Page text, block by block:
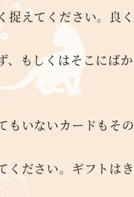
捉えてください。良
、もしくはそこにば
いないカードもその
ください。ギフトはき